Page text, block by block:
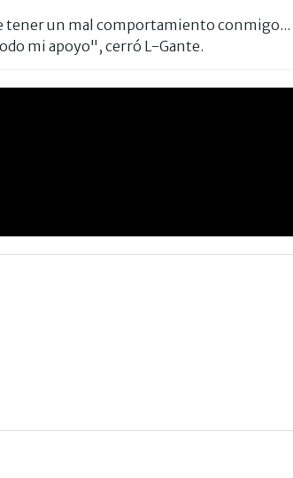
tener un mal comportamiento conmigo...
mi apoyo", cerró L-Gante.